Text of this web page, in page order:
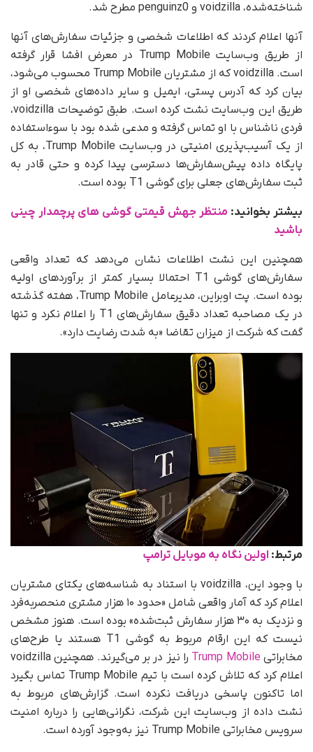
شناخته‌شده، voidzilla و penguinz0 مطرح شد.
آنها اعلام کردند که اطلاعات شخصی و جزئیات سفارش‌های آنها
از طریق وب‌سایت Trump Mobile در معرض افشا قرار گرفته
است. voidzilla که از مشتریان Trump Mobile محسوب می‌شود،
بیان کرد که آدرس پستی، ایمیل و سایر داده‌های شخصی او از
طریق این وب‌سایت نشت کرده است. طبق توضیحات voidzilla،
فردی ناشناس با او تماس گرفته و مدعی شده بود با سوءاستفاده
از یک آسیب‌پذیری امنیتی در وب‌سایت Trump Mobile، به کل
پایگاه داده پیش‌سفارش‌ها دسترسی پیدا کرده و حتی قادر به
ثبت سفارش‌های جعلی برای گوشی T1 بوده است.
بیشتر بخوانید: منتظر جهش قیمتی گوشی های پرچمدار چینی
باشید
همچنین این نشت اطلاعات نشان می‌دهد که تعداد واقعی
سفارش‌های گوشی T1 احتمالا بسیار کمتر از برآوردهای اولیه
بوده است. پت اوبراین، مدیرعامل Trump Mobile، هفته گذشته
در یک مصاحبه تعداد دقیق سفارش‌های T1 را اعلام نکرد و تنها
گفت که شرکت از میزان تقاضا «به‌ شدت رضایت دارد».
مرتبط: اولین نگاه به موبایل ترامپ
با وجود این، voidzilla با استناد به شناسه‌های یکتای مشتریان
اعلام کرد که آمار واقعی شامل «حدود ۱۰ هزار مشتری منحصربه‌فرد
و نزدیک به ۳۰ هزار سفارش ثبت‌شده» بوده است. هنوز مشخص
نیست که این ارقام مربوط به گوشی T1 هستند یا طرح‌های
مخابراتی Trump Mobile
را نیز در بر می‌گیرند. همچنین voidzilla
اعلام کرد که تلاش کرده است با تیم Trump Mobile تماس بگیرد
اما تاکنون پاسخی دریافت نکرده است. گزارش‌های مربوط به
نشت داده از وب‌سایت این شرکت، نگرانی‌هایی را درباره امنیت
سرویس مخابراتی Trump Mobile نیز به‌وجود آورده است.